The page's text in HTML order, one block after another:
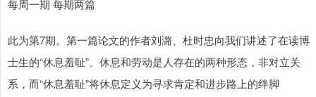
每周一期 每期两篇
此为第7期。第一篇论文的作者刘潞、杜时忠向我们讲述了在读博
士生的“休息羞耻”。休息和劳动是人存在的两种形态，非对立关
系，而“休息羞耻”将休息定义为寻求肯定和进步路上的绊脚